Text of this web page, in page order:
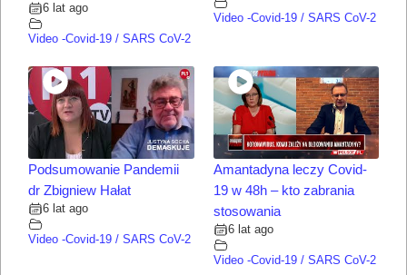
6 lat ago
Video -Covid-19 / SARS CoV-2
Video -Covid-19 / SARS CoV-2
Podsumowanie Pandemii
dr Zbigniew Hałat
6 lat ago
Video -Covid-19 / SARS CoV-2
Amantadyna leczy Covid-
19 w 48h – kto zabrania
stosowania
6 lat ago
Video -Covid-19 / SARS CoV-2